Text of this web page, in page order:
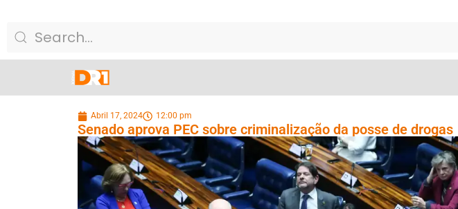
Abril 17, 2024 12:00 pm
Senado aprova PEC sobre criminalização da posse de drogas